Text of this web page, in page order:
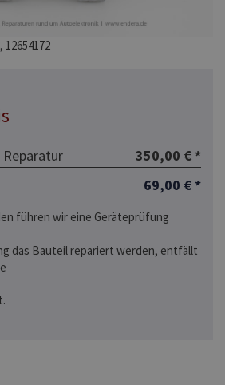
12654172
350,00 € *
69,00 € *
führen wir eine Geräteprüfung
das Bauteil repariert werden, entfällt